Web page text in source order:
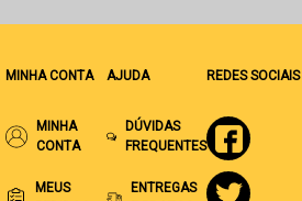
MINHA CONTA
MINHA
CONTA
MEUS
AJUDA
DÚVIDAS
FREQUENTES
ENTREGAS
REDES SOCIAIS